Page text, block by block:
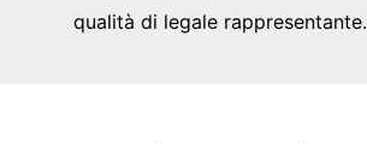
qualità di legale rappresentante.